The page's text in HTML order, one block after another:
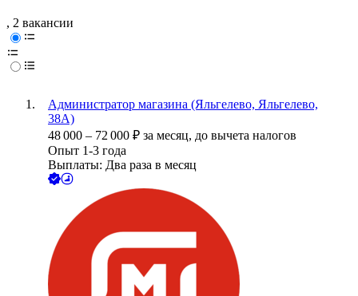
, 2 вакансии
Администратор магазина (Яльгелево, Яльгелево,
38А)
48 000 – 72 000 ₽ за месяц, до вычета налогов
Опыт 1-3 года
Выплаты: Два раза в месяц